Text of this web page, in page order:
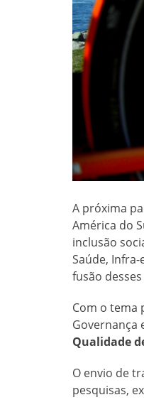
A próxima
América do
inclusão
Saúde,
fusão
Com o tema
Governança
Qualidade
O envio de
pesquisas,